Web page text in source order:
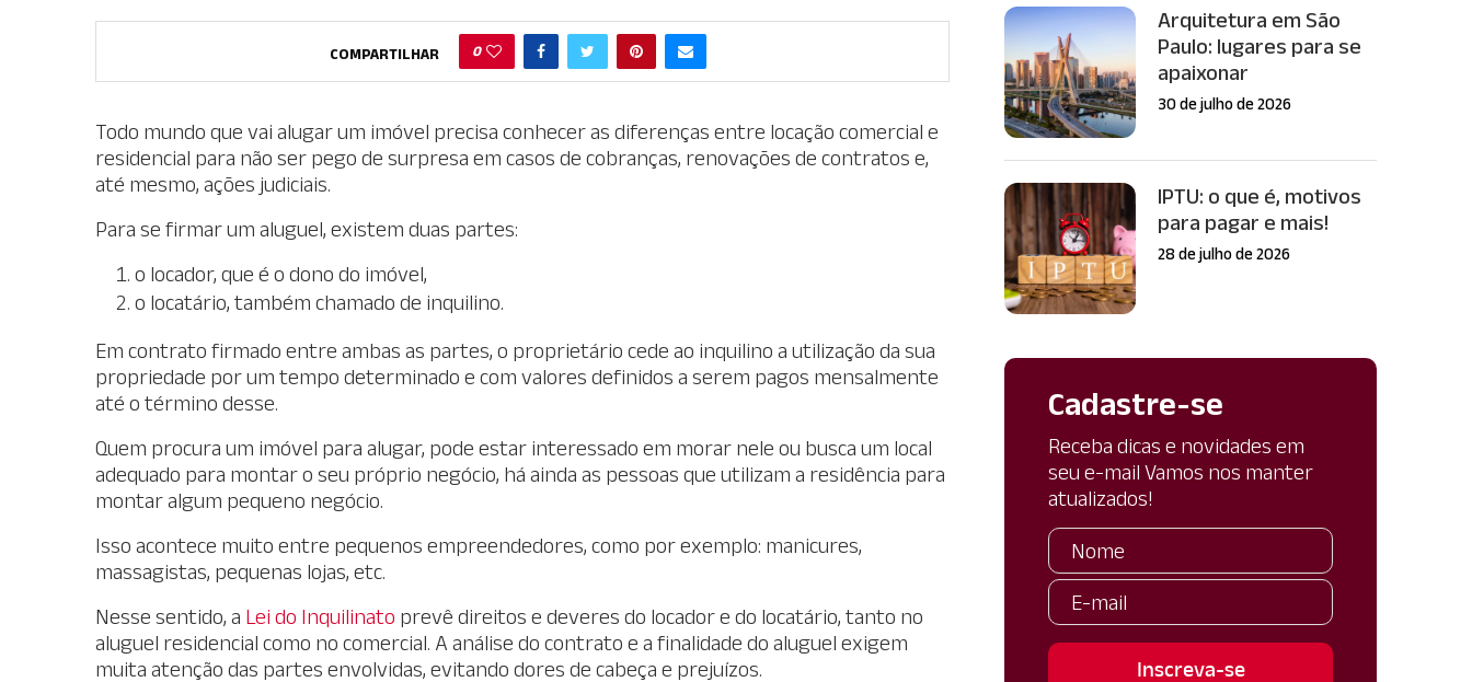
COMPARTILHAR 0
Todo mundo que vai alugar um imóvel precisa conhecer as diferenças entre locação comercial e
residencial para não ser pego de surpresa em casos de cobranças, renovações de contratos e,
até mesmo, ações judiciais.
Para se firmar um aluguel, existem duas partes:
o locador, que é o dono do imóvel,
o locatário, também chamado de inquilino.
Em contrato firmado entre ambas as partes, o proprietário cede ao inquilino a utilização da sua
propriedade por um tempo determinado e com valores definidos a serem pagos mensalmente
até o término desse.
Quem procura um imóvel para alugar, pode estar interessado em morar nele ou busca um local
adequado para montar o seu próprio negócio, há ainda as pessoas que utilizam a residência para
montar algum pequeno negócio.
Isso acontece muito entre pequenos empreendedores, como por exemplo: manicures,
massagistas, pequenas lojas, etc.
Nesse sentido, a Lei do Inquilinato prevê direitos e deveres do locador e do locatário, tanto no
aluguel residencial como no comercial. A análise do contrato e a finalidade do aluguel exigem
muita atenção das partes envolvidas, evitando dores de cabeça e prejuízos.
Arquitetura em São
Paulo: lugares para se
apaixonar
30 de julho de 2026
IPTU: o que é, motivos
para pagar e mais!
28 de julho de 2026
Cadastre-se
Receba dicas e novidades em
seu e-mail Vamos nos manter
atualizados!